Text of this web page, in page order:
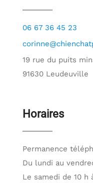
06 67 36 45 23
19 rue du puits
91630 Leudeuville
Horaires
Permanence
Du lundi au
Le samedi de 10 h